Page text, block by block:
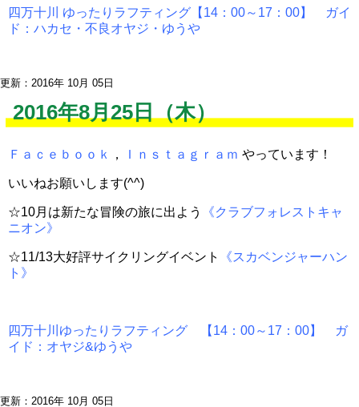
四万十川 ゆったりラフティング【14：00～17：00】 ガイ
ド：ハカセ・不良オヤジ・ゆうや
更新：2016年 10月 05日
2016年8月25日（木）
Ｆａｃｅｂｏｏｋ ， Ｉｎｓｔａｇｒａｍ やっています！
いいねお願いします(^^)
☆10月は新たな冒険の旅に出よう
《クラブフォレストキャ
ニオン》
☆11/13大好評サイクリングイベント
《スカベンジャーハン
ト》
四万十川ゆったりラフティング 【14：00～17：00】 ガ
イド：オヤジ&ゆうや
更新：2016年 10月 05日